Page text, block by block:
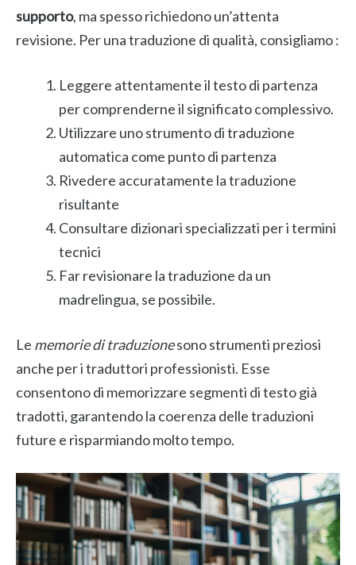
supporto, ma spesso richiedono un’attenta
revisione. Per una traduzione di qualità, consigliamo :
Leggere attentamente il testo di partenza
per comprenderne il significato complessivo.
Utilizzare uno strumento di traduzione
automatica come punto di partenza
Rivedere accuratamente la traduzione
risultante
Consultare dizionari specializzati per i termini
tecnici
Far revisionare la traduzione da un
madrelingua, se possibile.
Le memorie di traduzionesono strumenti preziosi
anche per i traduttori professionisti. Esse
consentono di memorizzare segmenti di testo già
tradotti, garantendo la coerenza delle traduzioni
future e risparmiando molto tempo.